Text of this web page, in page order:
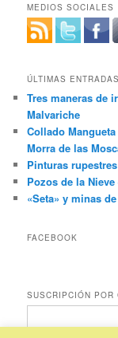
MEDIOS SOCIALES
ÚLTIMAS ENTRADAS
Tres maneras de
Malvariche
Collado
Morra de las
Pinturas
Pozos de la
«Seta» y minas
FACEBOOK
SUSCRIPCIÓN POR